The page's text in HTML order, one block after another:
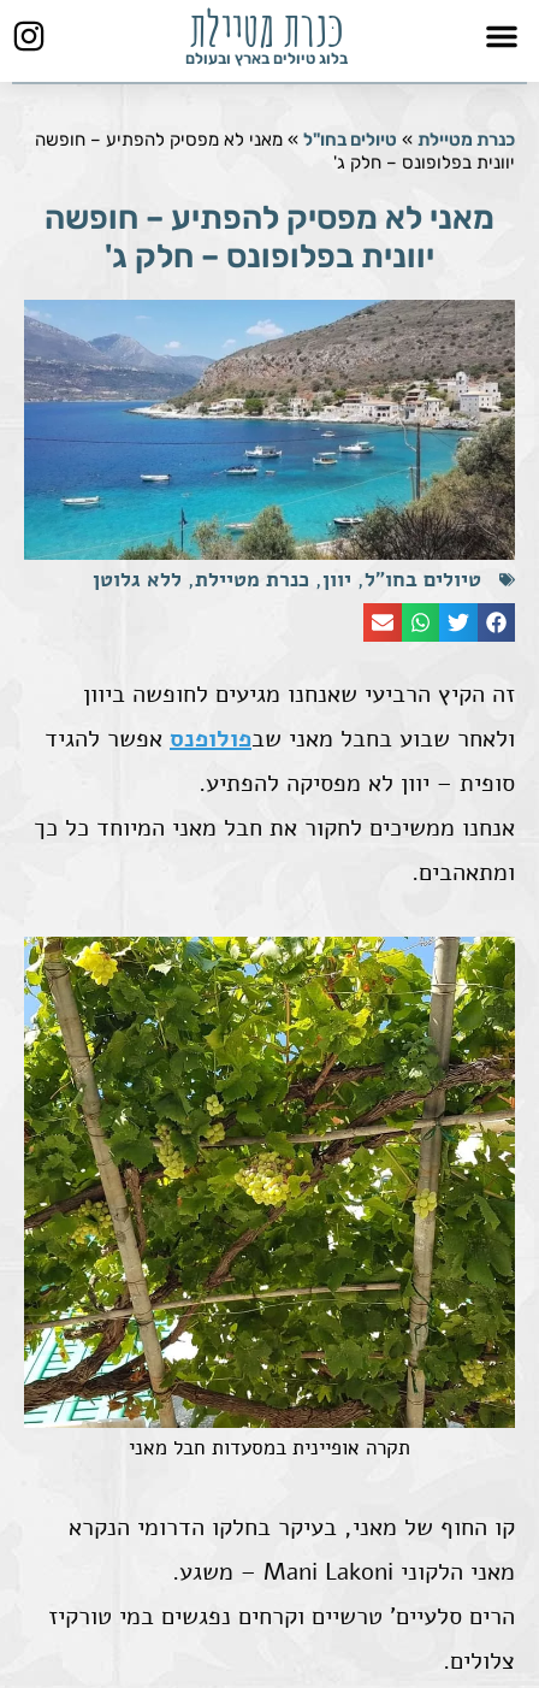
דילוג
כּנרת מטיילת
בלוג טיולים בארץ ובעולם
כנרת מטיילת » טיולים בחו"ל » מאני לא מפסיק להפתיע – חופשה
יוונית בפלופונס – חלק ג'
מאני לא מפסיק להפתיע – חופשה
יוונית בפלופונס – חלק ג'
טיולים בחו"ל, יוון, כנרת מטיילת, ללא גלוטן
זה הקיץ הרביעי שאנחנו מגיעים לחופשה ביוון
ולאחר שבוע בחבל מאני שבפולופנס אפשר להגיד
סופית – יוון לא מפסיקה להפתיע.
אנחנו ממשיכים לחקור את חבל מאני המיוחד כל כך
ומתאהבים.
תקרה אופיינית במסעדות חבל מאני
קו החוף של מאני, בעיקר בחלקו הדרומי הנקרא
מאני הלקוני Mani Lakoni – משגע.
הרים סלעיים' טרשיים וקרחים נפגשים במי טורקיז
צלולים.